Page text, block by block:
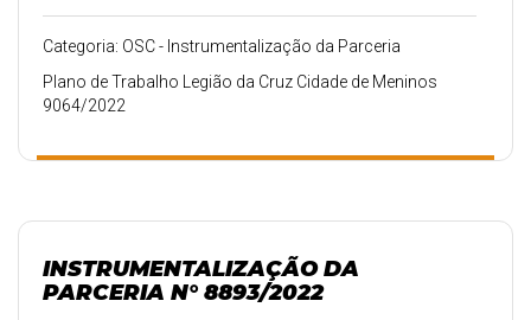
Categoria: OSC - Instrumentalização da Parceria
Plano de Trabalho Legião da Cruz Cidade de Meninos
9064/2022
INSTRUMENTALIZAÇÃO DA
PARCERIA N° 8893/2022